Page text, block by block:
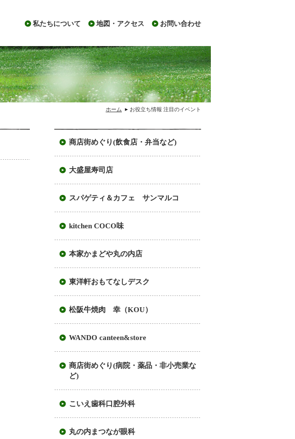
お問い合わせ
地図・アクセス
私たちについて
ホーム お役立ち情報 注目のイベント
商店街めぐり(飲食店・弁当など)
大盛屋寿司店
スパゲティ＆カフェ サンマルコ
kitchen COCO味
本家かまどや丸の内店
東洋軒おもてなしデスク
松阪牛焼肉 幸（KOU）
WANDO canteen&store
商店街めぐり(病院・薬品・非小売業な
ど)
こいえ歯科口腔外科
丸の内まつなが眼科